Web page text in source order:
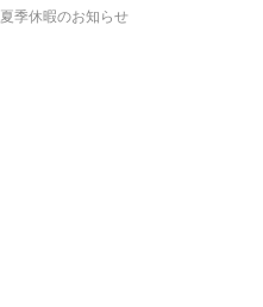
夏季休暇のお知らせ